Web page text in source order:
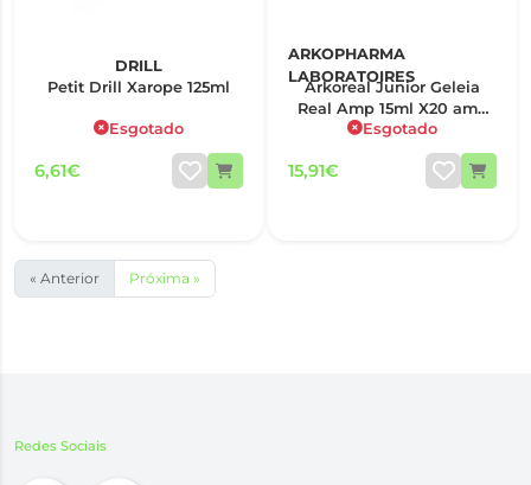
DRILL
Petit Drill Xarope 125ml
Esgotado
6,61€
ARKOPHARMA
LABORATOIRES
Arkoreal Junior Geleia
Real Amp 15ml X20 amp
beb
Esgotado
15,91€
« Anterior Próxima »
Redes Sociais